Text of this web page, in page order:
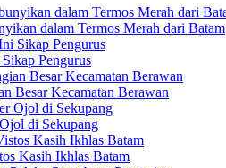
dalam Termos Merah dari Batam
Pengurus
Besar Kecamatan Berawan
di Sekupang
Kasih Ikhlas Batam